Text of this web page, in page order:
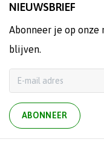
NIEUWSBRIEF
Abonneer je op
blijven.
ABONNEER